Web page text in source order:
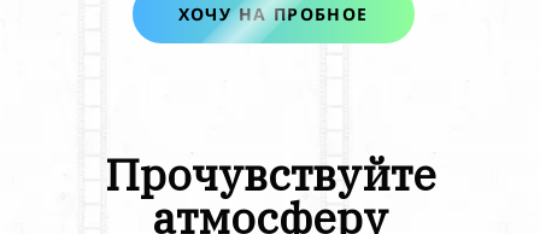
ХОЧУ НА ПРОБНОЕ
Прочувствуйте
атмосферу